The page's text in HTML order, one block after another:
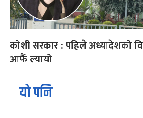
कोशी सरकार : पहिले अध्यादेशको
आफैं ल्यायो
यो पनि